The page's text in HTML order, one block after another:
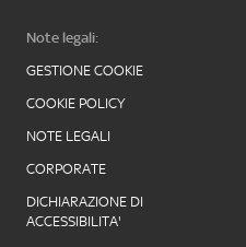
Note legali:
GESTIONE COOKIE
COOKIE POLICY
NOTE LEGALI
CORPORATE
DICHIARAZIONE DI
ACCESSIBILITA'